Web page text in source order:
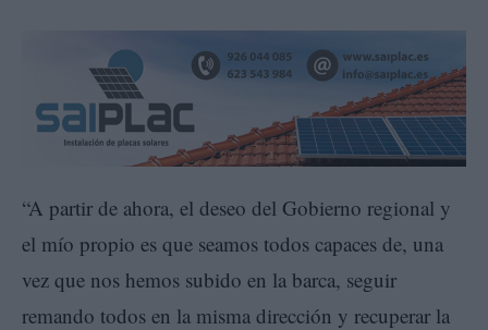
“A partir de ahora, el deseo del Gobierno regional y
el mío propio es que seamos todos capaces de, una
vez que nos hemos subido en la barca, seguir
remando todos en la misma dirección y recuperar la